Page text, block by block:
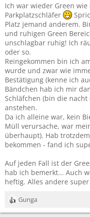
Ich war wieder Green
Parkplatzschläfer
Platz jemand anderem.
und ruhigen Green
unschlagbar ruhig! Ich
oder so.
Reingekommen bin ich
wurde und zwar wie
Bestätigung (kenne ich
Bändchen hab ich mir
Schläfchen (bin die
anstehen.
Da ich alleine war, kein
Müll verursache, war
überhaupt). Hab
bekommen - fand ich
Auf jeden Fall ist der
hab ich bemerkt... Auch
heftig. Alles andere
R
e
Gunga